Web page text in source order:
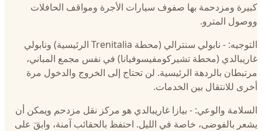
كبيرة ومزدحمة بها صفوف سيارات الأجرة ومواقف الحافلات
ووصول المترو.
التوجيه: - نابولي سنترالي (محطة Trenitalia الرئيسية) ونابولي
غاريبالدي (محطة تشيركومفيسوفيانا) في نفس مجمع المباني،
مرتبطان بالردهة الرئيسية. لن تحتاج إلى الخروج والدخول مرة
أخرى للانتقال بين الخدمات.
السلامة والوعي: - بيازا غاريبالدي هو مركز نقل مزدحم ويمكن أن
يشعر بالفوضى، خاصة في الليل. احتفظ بالحقائب آمنة، وابقَ على